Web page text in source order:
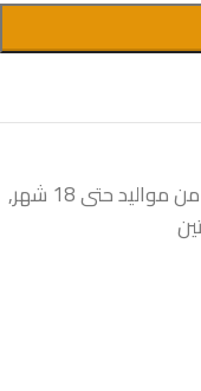
حتى 18 شهر
,